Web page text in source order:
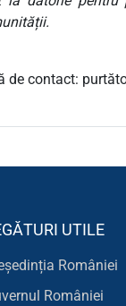
contact:
UTILE
României
României